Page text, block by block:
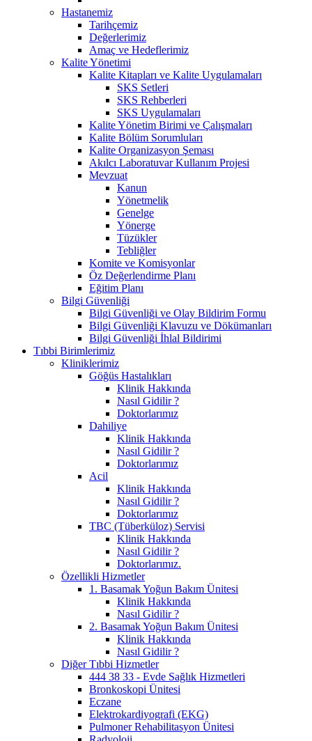
Hastanemiz
Tarihçemiz
Değerlerimiz
Amaç ve Hedeflerimiz
Kalite Yönetimi
Kalite Kitapları ve Kalite Uygulamaları
SKS Setleri
SKS Rehberleri
SKS Uygulamaları
Kalite Yönetim Birimi ve Çalışmaları
Kalite Bölüm Sorumluları
Kalite Organizasyon Şeması
Akılcı Laboratuvar Kullanım Projesi
Mevzuat
Kanun
Yönetmelik
Genelge
Yönerge
Tüzükler
Tebliğler
Komite ve Komisyonlar
Öz Değerlendirme Planı
Eğitim Planı
Bilgi Güvenliği
Bilgi Güvenliği ve Olay Bildirim Formu
Bilgi Güvenliği Klavuzu ve Dökümanları
Bilgi Güvenliği İhlal Bildirimi
Tıbbi Birimlerimiz
Kliniklerimiz
Göğüs Hastalıkları
Klinik Hakkında
Nasıl Gidilir ?
Doktorlarımız
Dahiliye
Klinik Hakkında
Nasıl Gidilir ?
Doktorlarımız
Acil
Klinik Hakkında
Nasıl Gidilir ?
Doktorlarımız
TBC (Tüberküloz) Servisi
Klinik Hakkında
Nasıl Gidilir ?
Doktorlarımız.
Özellikli Hizmetler
1. Basamak Yoğun Bakım Ünitesi
Klinik Hakkında
Nasıl Gidilir ?
2. Basamak Yoğun Bakım Ünitesi
Klinik Hakkında
Nasıl Gidilir ?
Diğer Tıbbi Hizmetler
444 38 33 - Evde Sağlık Hizmetleri
Bronkoskopi Ünitesi
Eczane
Elektrokardiyografi (EKG)
Pulmoner Rehabilitasyon Ünitesi